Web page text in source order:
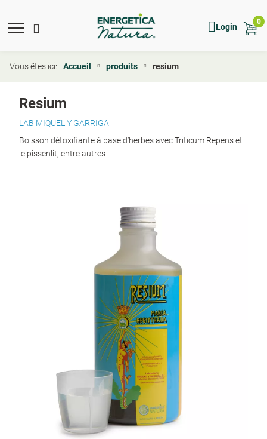
main
Mobile
expand
icon
Main
search
form
Login
0
Vous êtes ici: Accueil produits resium
Resium
LAB MIQUEL Y GARRIGA
Boisson détoxifiante à base d’herbes avec Triticum Repens et
le pissenlit, entre autres